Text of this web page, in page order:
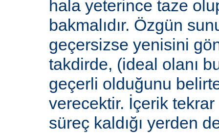
hala yeterince taze
bakmalıdır. Özgün
geçersizse yenisini
takdirde, (ideal olanı
geçerli olduğunu
verecektir. İçerik
süreç kaldığı yerden